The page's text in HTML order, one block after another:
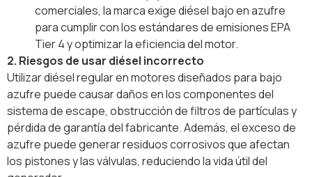
comerciales, la marca exige diésel bajo en azufre
para cumplir con los estándares de emisiones EPA
Tier 4 y optimizar la eficiencia del motor.
2. Riesgos de usar diésel incorrecto
Utilizar diésel regular en motores diseñados para bajo
azufre puede causar daños en los componentes del
sistema de escape, obstrucción de filtros de partículas y
pérdida de garantía del fabricante. Además, el exceso de
azufre puede generar residuos corrosivos que afectan
los pistones y las válvulas, reduciendo la vida útil del